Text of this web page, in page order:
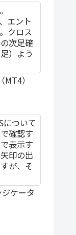
エント
クロス
次足確
）よう
）
について
確認す
表示す
印の出
が、そ
ケータ